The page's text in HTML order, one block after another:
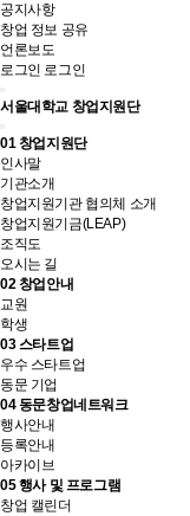
공지사항
창업 정보 공유
언론보도
로그인 로그인
서울대학교 창업지원단
01창업지원단
인사말
기관소개
창업지원기관 협의체 소개
창업지원기금(LEAP)
조직도
오시는 길
02창업안내
교원
학생
03스타트업
우수 스타트업
동문 기업
04동문창업네트워크
행사안내
등록안내
아카이브
05행사 및 프로그램
창업 캘린더